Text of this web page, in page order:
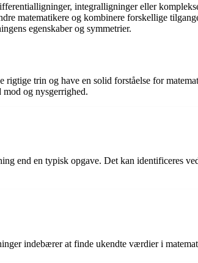
integralligninger eller
matematikere og kombinere forskellige
egenskaber og symmetrier.
trin og have en solid forståelse for
og nysgerrighed.
end en typisk opgave. Det kan identificeres
indebærer at finde ukendte værdier i